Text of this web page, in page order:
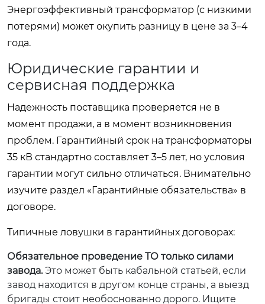
Энергоэффективный трансформатор (с низкими
потерями) может окупить разницу в цене за 3–4
года.
Юридические гарантии и
сервисная поддержка
Надежность поставщика проверяется не в
момент продажи, а в момент возникновения
проблем. Гарантийный срок на трансформаторы
35 кВ стандартно составляет 3–5 лет, но условия
гарантии могут сильно отличаться. Внимательно
изучите раздел «Гарантийные обязательства» в
договоре.
Типичные ловушки в гарантийных договорах:
Обязательное проведение ТО только силами
завода.Это может быть кабальной статьей, если
завод находится в другом конце страны, а выезд
бригады стоит необоснованно дорого. Ищите